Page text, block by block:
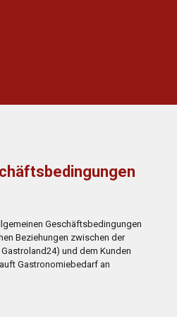
Geschäftsbedingungen
Beziehungen zwischen der
und dem Kunden
Gastronomiebedarf an